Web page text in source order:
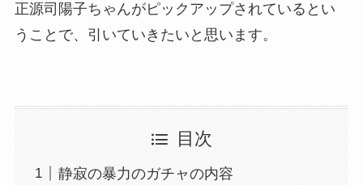
正源司陽子ちゃんがピックアップされているとい
うことで、引いていきたいと思います。
目次
静寂の暴力のガチャの内容